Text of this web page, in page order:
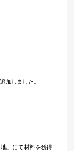
加しました。
」にて材料を獲得